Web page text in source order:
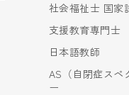
社会福祉士 国家
支援教育専門士
日本語教師
AS（自閉症スペ
ー